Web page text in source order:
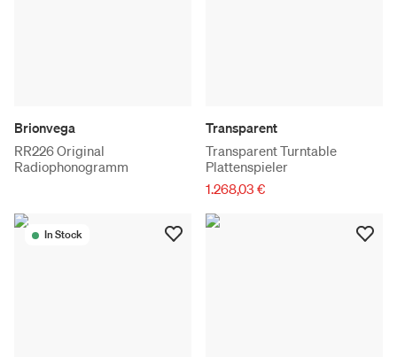
Brionvega
RR226 Original
Radiophonogramm
Transparent
Transparent Turntable
Plattenspieler
1.268,03 €
In Stock